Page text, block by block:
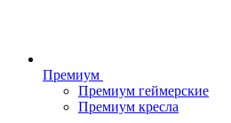
Премиум
Премиум геймерские
Премиум кресла